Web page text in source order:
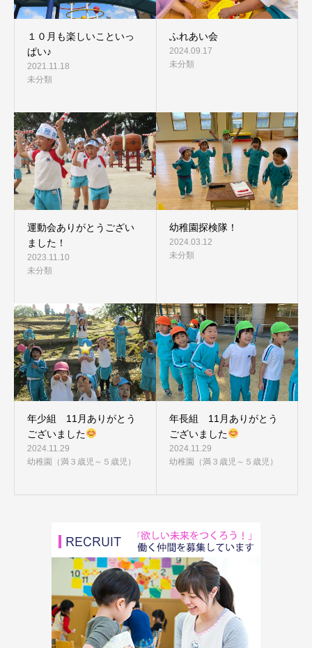
１０月も楽しいこといっ
ぱい♪
2021.11.18
未分類
ふれあい会
2024.09.17
未分類
運動会ありがとうござい
ました！
2023.11.10
未分類
幼稚園探検隊！
2024.03.12
未分類
年少組 11月ありがとう
ございました
2024.11.29
幼稚園（満３歳児～５歳児）
年長組 11月ありがとう
ございました
2024.11.29
幼稚園（満３歳児～５歳児）